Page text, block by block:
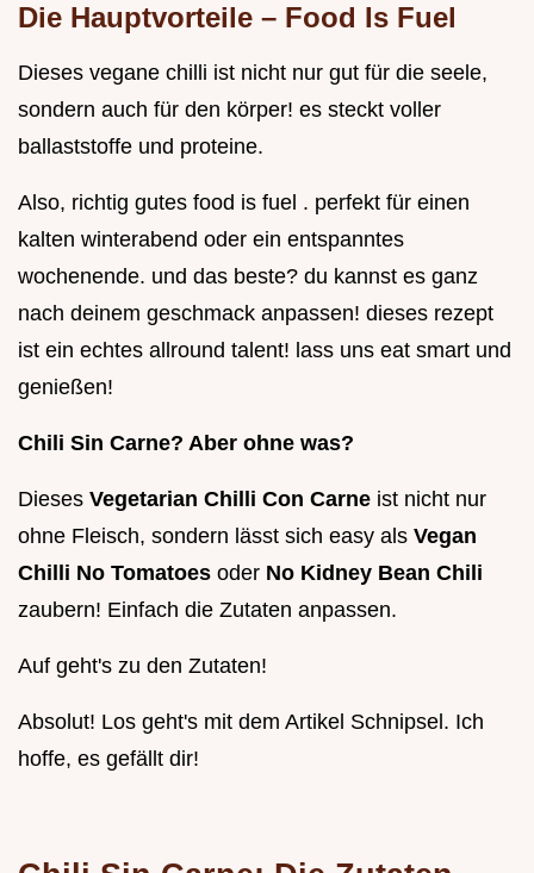
Die Hauptvorteile – Food Is Fuel
Dieses vegane chilli ist nicht nur gut für die seele,
sondern auch für den körper! es steckt voller
ballaststoffe und proteine.
Also, richtig gutes food is fuel . perfekt für einen
kalten winterabend oder ein entspanntes
wochenende. und das beste? du kannst es ganz
nach deinem geschmack anpassen! dieses rezept
ist ein echtes allround talent! lass uns eat smart und
genießen!
Chili Sin Carne? Aber ohne was?
Dieses Vegetarian Chilli Con Carne ist nicht nur
ohne Fleisch, sondern lässt sich easy als Vegan
Chilli No Tomatoes oder No Kidney Bean Chili
zaubern! Einfach die Zutaten anpassen.
Auf geht's zu den Zutaten!
Absolut! Los geht's mit dem Artikel Schnipsel. Ich
hoffe, es gefällt dir!